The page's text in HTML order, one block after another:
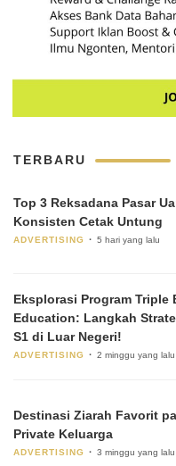
TERBARU
Top 3 Reksadana Pasar
Konsisten Cetak Untung
ADVERTISING 5 hari yang lalu
Eksplorasi Program Triple
Education: Langkah
S1 di Luar Negeri!
ADVERTISING 2 minggu yang lalu
Destinasi Ziarah Favorit
Private Keluarga
ADVERTISING 3 minggu yang lalu